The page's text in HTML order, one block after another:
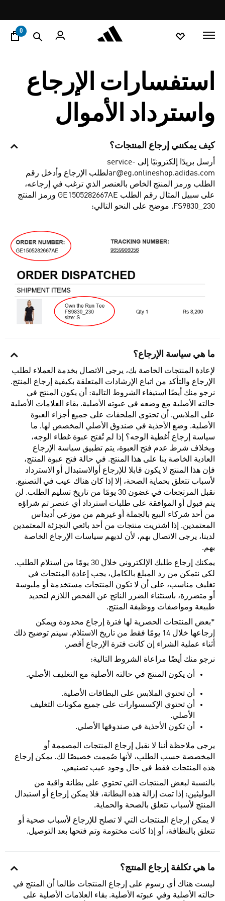
promotion
rotation
0
استفسارات الإرجاع
واسترداد الأموال
كيف يمكنني إرجاع المنتجات؟
أرسل بريدًا إلكترونيًا إلى service-
ar@eg.onlineshop.adidas.comلطلب الإرجاع وأدخل رقم
الطلب ورمز المنتج الخاص بالعنصر الذي ترغب في إرجاعه،
على سبيل المثال رقم الطلب GE1505282667AE ورمز المنتج
FS9830_230. موضح على النحو التالي:
ما هي سياسة الإرجاع؟
لإعادة المنتجات الخاصة بك، يرجى الاتصال بخدمة العملاء لطلب
الإرجاع والتأكد من اتباع الإرشادات المتعلقة بكيفية إرجاع المنتج.
نرجو منك أيضًا استيفاء الشروط التالية: أن يكون المنتج في
حالته الأصلية مع وضعه في عبوته الأصلية. بقاء العلامات الأصلية
على الملابس. أن تحتوي الملحقات على جميع أجزاء العبوة
الأصلية. وضع الأحذية في صندوق الأصلي المخصص لها. ما
سياسة إرجاع أغطية الوجه؟ إذا لم تُفتح عبوة غطاء الوجه،
وبخلاف شرط عدم فتح العبوة، يتم تطبيق سياسة الإرجاع
العادية الخاصة بنا على هذا المنتج. في حالة فتح عبوة المنتج،
فإن هذا المنتج لا يكون قابلا للإرجاع أوالاستبدال أو الاسترداد
لأسباب تتعلق بحماية الصحة، إلا إذا كان هناك عيب في التصنيع.
نقبل المرتجعات في غضون 30 يومًا من تاريخ تسليم الطلب. لن
يتم قبول أو الموافقة على طلبات استرداد أي عنصر تم شراؤه
من أحد شركاء البيع بالجملة أو غيرهم من موزعي أديداس
المعتمدين. إذا اشتريت منتجات من أحد بائعي التجزئة المعتمدين
لدينا، يرجى الاتصال بهم، لأن لديهم سياسات الإرجاع الخاصة
بهم.
يمكنك إرجاع طلبك الإلكتروني خلال 30 يومًا من استلام الطلب.
لكي نتمكن من رد المبلغ بالكامل، يجب إعادة المنتجات في
تغليف مناسب، على أن لا تكون المنتجات مستخدمة أو ملبوسة
أو متضررة، باستثناء الضرر الناتج عن الفحص اللازم لتحديد
طبيعة ومواصفات ووظيفة المنتج.
*بعض المنتجات الحصرية لها فترة إرجاع محدودة ويمكن
إرجاعها خلال 14 يومًا فقط من تاريخ الاستلام. سيتم توضيح ذلك
أثناء عملية الشراء إن كانت فترة الإرجاع أقصر.
نرجو منك أيضًا مراعاة الشروط التالية:
أن يكون المنتج في حالته الأصلية مع التغليف الأصلي.
أن تحتوي الملابس على البطاقات الأصلية.
أن تحتوي الإكسسوارات على جميع مكونات التغليف
الأصلي.
أن تكون الأحذية في صندوقها الأصلي.
يرجى ملاحظة أننا لا نقبل إرجاع المنتجات المصممة أو
المخصصة حسب الطلب، لأنها صُممت خصيصًا لك. يمكن إرجاع
هذه المنتجات فقط في حال وجود عيب تصنيعي.
بالنسبة لبعض المنتجات التي تحتوي على بطانة واقية من
البوليثين: إذا تمت إزالة هذه البطانة، فلا يمكن إرجاع أو استبدال
المنتج لأسباب تتعلق بالصحة والحماية.
لا يمكن إرجاع المنتجات التي لا تصلح للإرجاع لأسباب صحية أو
تتعلق بالنظافة، أو إذا كانت مختومة وتم فتحها بعد التوصيل.
ما هي تكلفة إرجاع المنتج؟
ليست هناك أي رسوم على إرجاع المنتجات طالما أن المنتج في
حالته الأصلية وفي عبوته الأصلية. بقاء العلامات الأصلية على